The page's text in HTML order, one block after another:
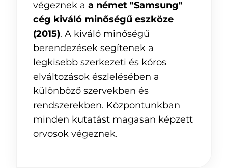
végeznek a a német "Samsung"
cég kiváló minőségű eszköze
(2015). A kiváló minőségű
berendezések segítenek a
legkisebb szerkezeti és kóros
elváltozások észlelésében a
különböző szervekben és
rendszerekben. Központunkban
minden kutatást magasan képzett
orvosok végeznek.